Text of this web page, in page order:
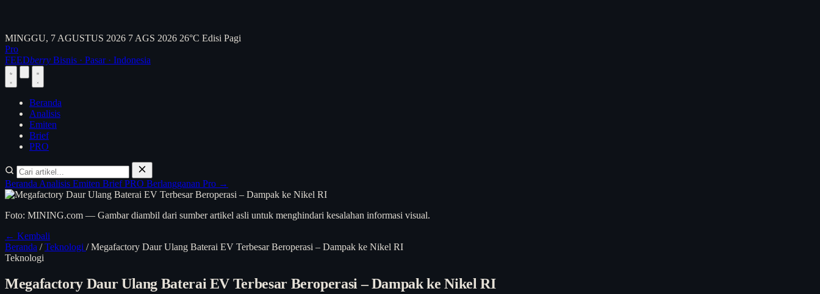
MINGGU, 7 AGUSTUS 2026 7 AGS 2026 26°C Edisi Pagi
Pro
FEEDberry Bisnis · Pasar · Indonesia
Beranda
Analisis
Emiten
Brief
PRO
Beranda Analisis Emiten BriefPRO Berlangganan Pro →
Foto: MINING.com — Gambar diambil dari sumber artikel asli untuk menghindari kesalahan informasi visual.
← Kembali
Beranda / Teknologi / Megafactory Daur Ulang Baterai EV Terbesar Beroperasi – Dampak ke Nikel RI
Teknologi
Megafactory Daur Ulang Baterai EV Terbesar Beroperasi – Dampak ke Nikel RI